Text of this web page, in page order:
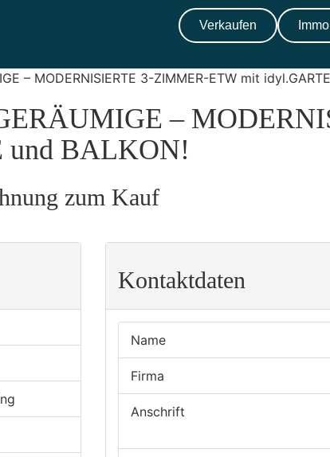
Verkaufen
– MODERNISIERTE 3-ZIMMER-ETW mit
–
und BALKON!
zum Kauf
Kontaktdaten
Name
Firma
Anschrift